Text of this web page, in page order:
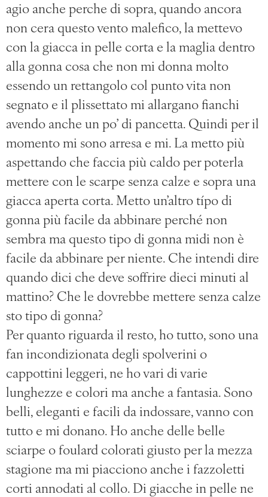
agio anche perche di sopra, quando ancora
non cera questo vento malefico, la mettevo
con la giacca in pelle corta e la maglia dentro
alla gonna cosa che non mi donna molto
essendo un rettangolo col punto vita non
segnato e il plissettato mi allargano fianchi
avendo anche un po’ di pancetta. Quindi per il
momento mi sono arresa e mi. La metto più
aspettando che faccia più caldo per poterla
mettere con le scarpe senza calze e sopra una
giacca aperta corta. Metto un’altro típo di
gonna più facile da abbinare perché non
sembra ma questo tipo di gonna midi non è
facile da abbinare per niente. Che intendi dire
quando dici che deve soffrire dieci minuti al
mattino? Che le dovrebbe mettere senza calze
sto tipo di gonna?
Per quanto riguarda il resto, ho tutto, sono una
fan incondizionata degli spolverini o
cappottini leggeri, ne ho vari di varie
lunghezze e colori ma anche a fantasia. Sono
belli, eleganti e facili da indossare, vanno con
tutto e mi donano. Ho anche delle belle
sciarpe o foulard colorati giusto per la mezza
stagione ma mi piacciono anche i fazzoletti
corti annodati al collo. Di giacche in pelle ne